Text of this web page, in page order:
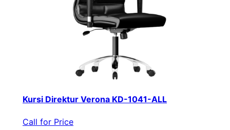
Kursi Direktur Verona KD-1041-ALL
Call for Price